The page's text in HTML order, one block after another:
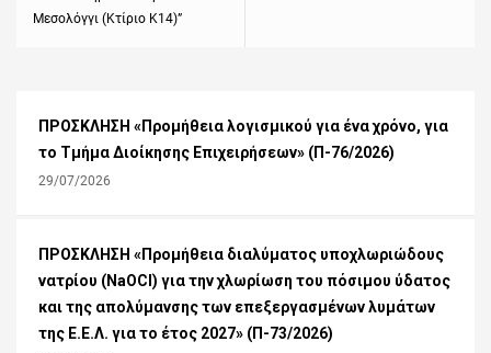
Μεσολόγγι (Κτίριο K14)”
ΠΡΟΣΚΛΗΣΗ «Προμήθεια λογισμικού για ένα χρόνο, για
το Τμήμα Διοίκησης Επιχειρήσεων» (Π-76/2026)
29/07/2026
ΠΡΟΣΚΛΗΣΗ «Προμήθεια διαλύματος υποχλωριώδους
νατρίου (NaOCl) για την χλωρίωση του πόσιμου ύδατος
και της απολύμανσης των επεξεργασμένων λυμάτων
της Ε.Ε.Λ. για το έτος 2027» (Π-73/2026)